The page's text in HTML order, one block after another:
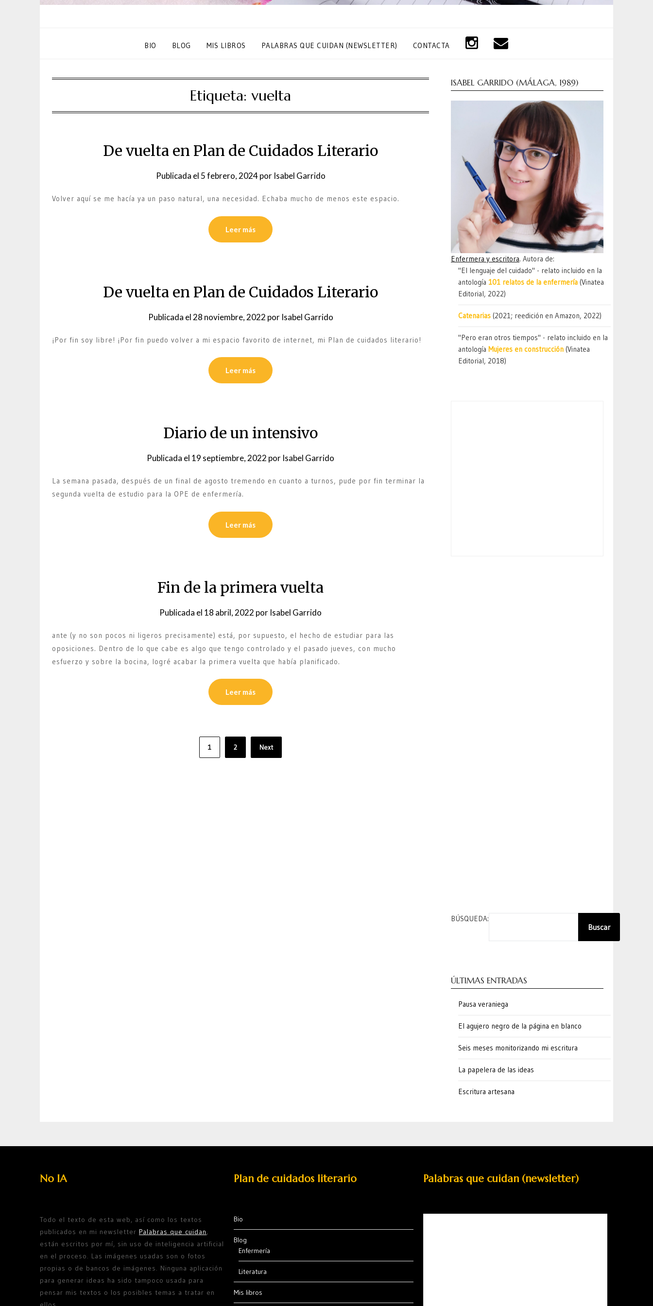
BIO BLOG MIS LIBROS PALABRAS QUE CUIDAN (NEWSLETTER) CONTACTA
Etiqueta: vuelta
De vuelta en Plan de Cuidados Literario
Publicada el 5 febrero, 2024por Isabel Garrido
Volver aquí se me hacía ya un paso natural, una necesidad. Echaba mucho de menos este espacio.
Leer más
De vuelta en Plan de Cuidados Literario
Publicada el 28 noviembre, 2022 por Isabel Garrido
¡Por fin soy libre! ¡Por fin puedo volver a mi espacio favorito de internet, mi Plan de cuidados literario!
Leer más
Diario de un intensivo
Publicada el 19 septiembre, 2022 por Isabel Garrido
La semana pasada, después de un final de agosto tremendo en cuanto a turnos, pude por fin terminar la
segunda vuelta de estudio para la OPE de enfermería.
Leer más
Fin de la primera vuelta
Publicada el 18 abril, 2022 por Isabel Garrido
ante (y no son pocos ni ligeros precisamente) está, por supuesto, el hecho de estudiar para las
oposiciones. Dentro de lo que cabe es algo que tengo controlado y el pasado jueves, con mucho
esfuerzo y sobre la bocina, logré acabar la primera vuelta que había planificado.
Leer más
1 2 Next
ISABEL GARRIDO (MÁLAGA, 1989)
Enfermera y escritora. Autora de:
"El lenguaje del cuidado" - relato incluido en la
antología 101 relatos de la enfermería (Vinatea
Editorial, 2022)
Catenarias (2021; reedición en Amazon, 2022)
"Pero eran otros tiempos" - relato incluido en la
antología Mujeres en construcción (Vinatea
Editorial, 2018)
BÚSQUEDA:
Buscar
ÚLTIMAS ENTRADAS
Pausa veraniega
El agujero negro de la página en blanco
Seis meses monitorizando mi escritura
La papelera de las ideas
Escritura artesana
No IA
Todo el texto de esta web, así como los textos
publicados en mi newsletter Palabras que cuidan,
están escritos por mí, sin uso de inteligencia artificial
en el proceso. Las imágenes usadas son o fotos
propias o de bancos de imágenes. Ninguna aplicación
para generar ideas ha sido tampoco usada para
pensar mis textos o los posibles temas a tratar en
Plan de cuidados literario
Bio
Blog
Enfermería
Literatura
Mis libros
Palabras que cuidan (newsletter)